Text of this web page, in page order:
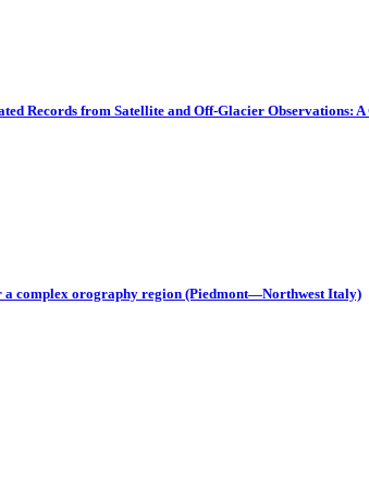
Records from Satellite and Off-Glacier Observations:
a complex orography region (Piedmont—Northwest Italy)